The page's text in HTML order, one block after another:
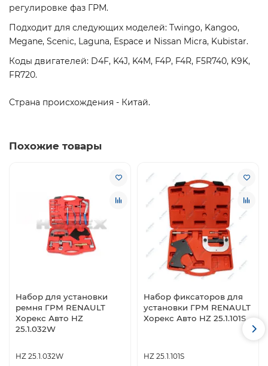
регулировке фаз ГРМ.
Подходит для следующих моделей: Twingo, Kangoo,
Megane, Scenic, Laguna, Espace и Nissan Micra, Kubistar.
Коды двигателей: D4F, K4J, K4M, F4P, F4R, F5R740, K9K,
FR720.
Страна происхождения - Китай.
Похожие товары
Набор для установки
ремня ГРМ RENAULT
Хорекс Авто HZ
25.1.032W
HZ 25.1.032W
Набор фиксаторов для
установки ГРМ RENAULT
Хорекс Авто HZ 25.1.101S
HZ 25.1.101S